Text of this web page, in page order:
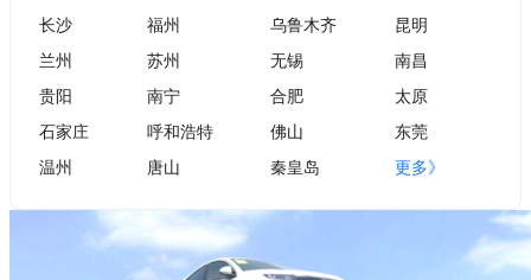
长沙
福州 乌鲁木齐
昆明
兰州
苏州 无锡
南昌
贵阳
南宁 合肥
太原
石家庄
呼和浩特 佛山
东莞
温州
唐山 秦皇岛 更多》